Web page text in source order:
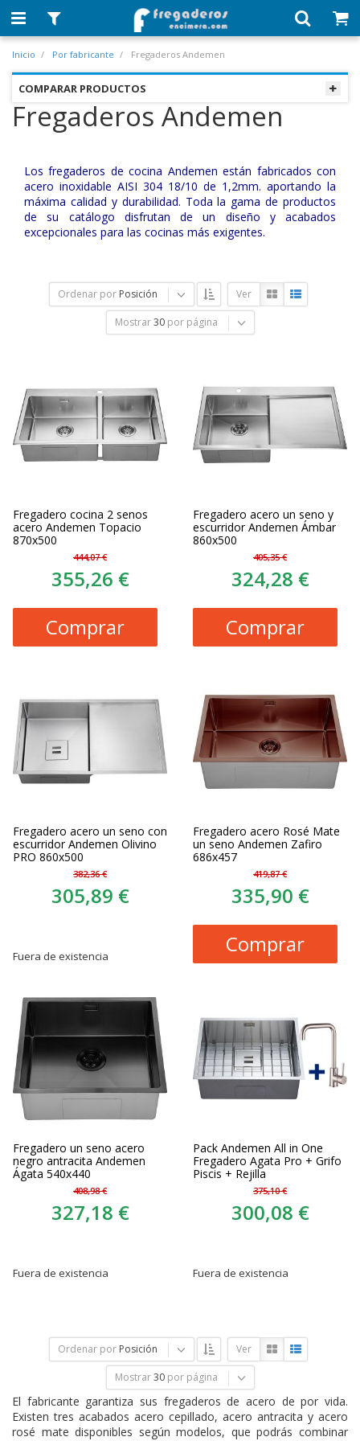
Inicio Por fabricante Fregaderos Andemen
COMPARAR PRODUCTOS
Fregaderos Andemen
Los fregaderos de cocina Andemen están fabricados con
acero inoxidable AISI 304 18/10 de 1,2mm. aportando la
máxima calidad y durabilidad. Toda la gama de productos
de su catálogo disfrutan de un diseño y acabados
excepcionales para las cocinas más exigentes.
Ordenar por Posición Ver
Mostrar 30 por página
Fregadero cocina 2 senos
acero Andemen Topacio
870x500
444,07 €
355,26 €
Comprar
Fregadero acero un seno y
escurridor Andemen Ámbar
860x500
405,35 €
324,28 €
Comprar
Fregadero acero un seno con
escurridor Andemen Olivino
PRO 860x500
382,36 €
305,89 €
Fuera de existencia
Fregadero acero Rosé Mate
un seno Andemen Zafiro
686x457
419,87 €
335,90 €
Comprar
Fregadero un seno acero
negro antracita Andemen
Ágata 540x440
408,98 €
327,18 €
Fuera de existencia
Pack Andemen All in One
Fregadero Agata Pro + Grifo
Piscis + Rejilla
375,10 €
300,08 €
Fuera de existencia
Ordenar por Posición Ver
Mostrar 30 por página
El fabricante garantiza sus fregaderos de acero de por vida.
Existen tres acabados acero cepillado, acero antracita y acero
rosé mate disponibles según modelos, que podrás combinar